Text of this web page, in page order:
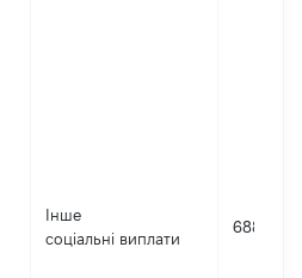
Інше
соціальні виплати
6880